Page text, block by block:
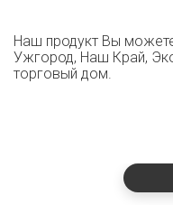
Наш продукт Вы
Ужгород, Наш Край,
торговый дом.